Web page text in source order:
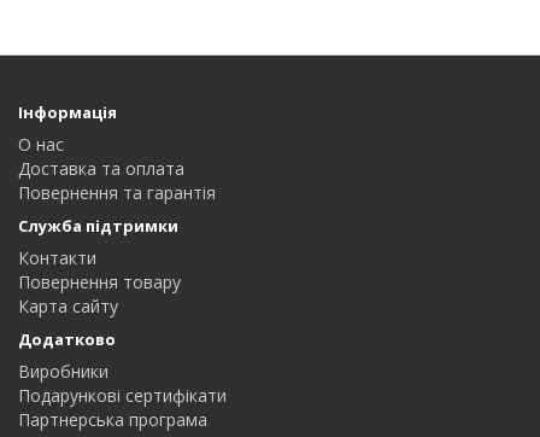
Інформація
О нас
Доставка та оплата
Повернення та гарантія
Служба підтримки
Контакти
Повернення товару
Карта сайту
Додатково
Виробники
Подарункові сертифікати
Партнерська програма